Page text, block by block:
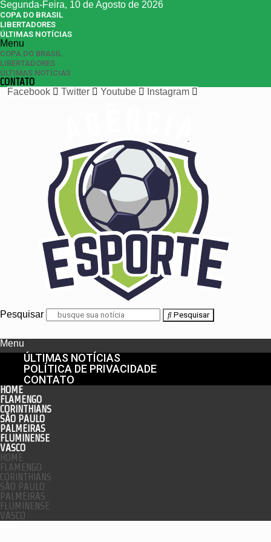
Segunda-Feira, 10 de Agosto de 2026
COPA DO BRASIL
LIBERTADORES
ÚLTIMAS NOTÍCIAS
Menu
COPA DO BRASIL
LIBERTADORES
ÚLTIMAS NOTÍCIAS
CONTATO
Facebook
Twitter Youtube Instagram
Pesquisar Pesquisar
Menu
ÚLTIMAS NOTÍCIAS
POLÍTICA DE PRIVACIDADE
CONTATO
HOME
FLAMENGO
CORINTHIANS
SÃO PAULO
PALMEIRAS
FLUMINENSE
VASCO
HOME
FLAMENGO
CORINTHIANS
SÃO PAULO
PALMEIRAS
FLUMINENSE
VASCO